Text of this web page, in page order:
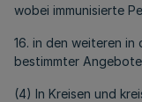
wobei immunisierte
16. in den weiteren
bestimmter
(4) In Kreisen und